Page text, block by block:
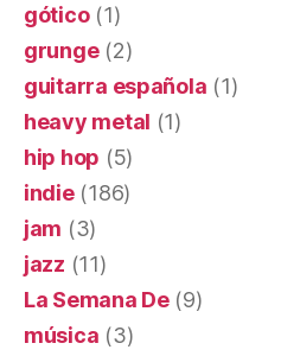
gótico(1)
grunge(2)
guitarra española (1)
heavy metal (1)
hip hop (5)
indie(186)
jam (3)
jazz (11)
La Semana De(9)
música (3)